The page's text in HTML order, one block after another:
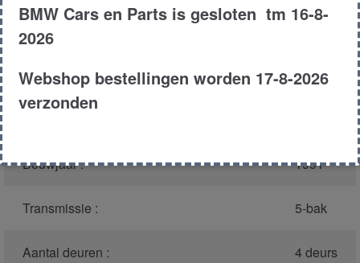
Model :
Carroserie : Sedan
Bouwjaar : 1991
Transmissie : 5-bak
Aantal deuren : 4 deurs
BMW Cars en Parts is gesloten tm 16-8-
2026
Webshop bestellingen worden 17-8-2026
verzonden